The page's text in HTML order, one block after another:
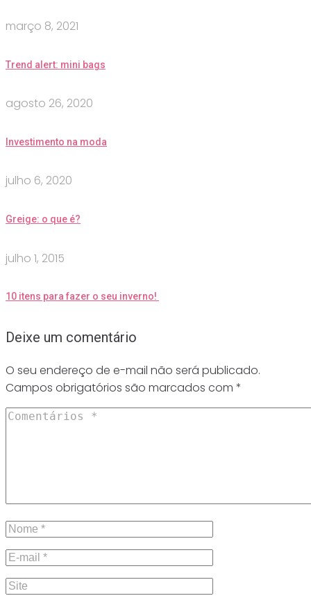
março 8, 2021
Trend alert: mini bags
agosto 26, 2020
Investimento na moda
julho 6, 2020
Greige: o que é?
julho 1, 2015
10 itens para fazer o seu inverno!
Deixe um comentário
O seu endereço de e-mail não será publicado.
Campos obrigatórios são marcados com *